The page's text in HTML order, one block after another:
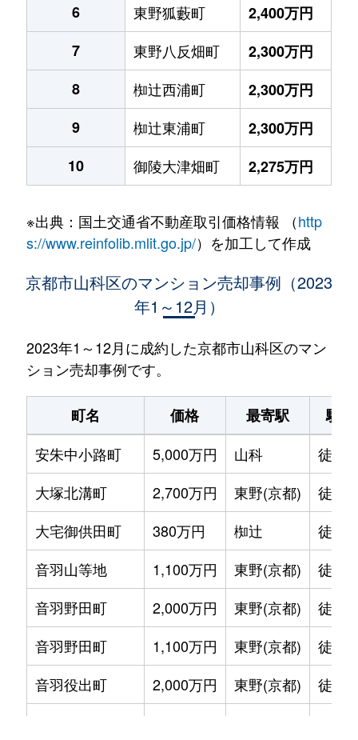
6
東野狐藪町
2,400万円
7
東野八反畑町
2,300万円
8
椥辻西浦町
2,300万円
9
椥辻東浦町
2,300万円
10
御陵大津畑町 2,275万円
※出典：国土交通省不動産取引価格情報 （http
s://www.reinfolib.mlit.go.jp/）を加工して作成
京都市山科区のマンション売却事例（2023
年1～12月）
2023年1～12月に成約した京都市山科区のマン
ション売却事例です。
町名 価格 最寄駅
駅
安朱中小路町
5,000万円 山科
徒歩
大塚北溝町
2,700万円 東野(京都)
徒歩
大宅御供田町
380万円 椥辻
徒歩
音羽山等地
1,100万円 東野(京都)
徒歩
音羽野田町
2,000万円 東野(京都)
徒歩
音羽野田町
1,100万円 東野(京都)
徒歩
音羽役出町
2,000万円 東野(京都)
徒歩